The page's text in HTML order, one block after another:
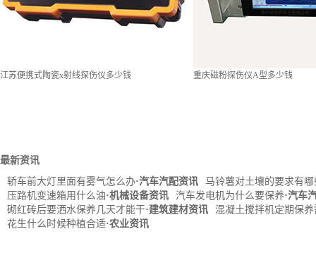
江苏便携式陶瓷x射线探伤仪多少钱 重庆磁粉探伤仪A型多少钱
最新资讯
·汽车汽配资讯
轿车前大灯里面有雾气怎么办
马铃薯对土壤的要求有哪
·机械设备资讯
压路机变速箱用什么油 ·汽车
汽车发电机为什么要保养
·建筑建材资讯
砌红砖后要洒水保养几天才能干
混凝土搅拌机定期保
·农业资讯
花生什么时候种植合适